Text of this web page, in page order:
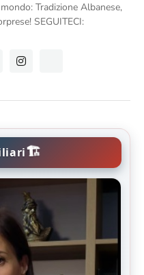
Tradizione Albanese,
SEGUITECI:
🏗️